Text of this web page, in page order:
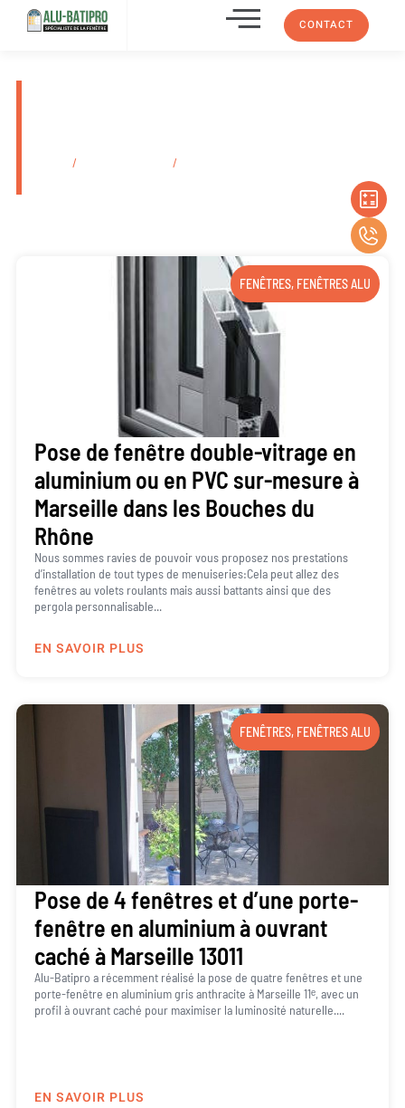
CONTACT
/ /
FENÊTRES, FENÊTRES ALU
Pose de fenêtre double-vitrage en
aluminium ou en PVC sur-mesure à
Marseille dans les Bouches du
Rhône
Nous sommes ravies de pouvoir vous proposez nos prestations
d’installation de tout types de menuiseries:Cela peut allez des
fenêtres au volets roulants mais aussi battants ainsi que des
pergola personnalisable...
EN SAVOIR PLUS
FENÊTRES, FENÊTRES ALU
Pose de 4 fenêtres et d’une porte-
fenêtre en aluminium à ouvrant
caché à Marseille 13011
Alu-Batipro a récemment réalisé la pose de quatre fenêtres et une
porte-fenêtre en aluminium gris anthracite à Marseille 11ᵉ, avec un
profil à ouvrant caché pour maximiser la luminosité naturelle....
EN SAVOIR PLUS